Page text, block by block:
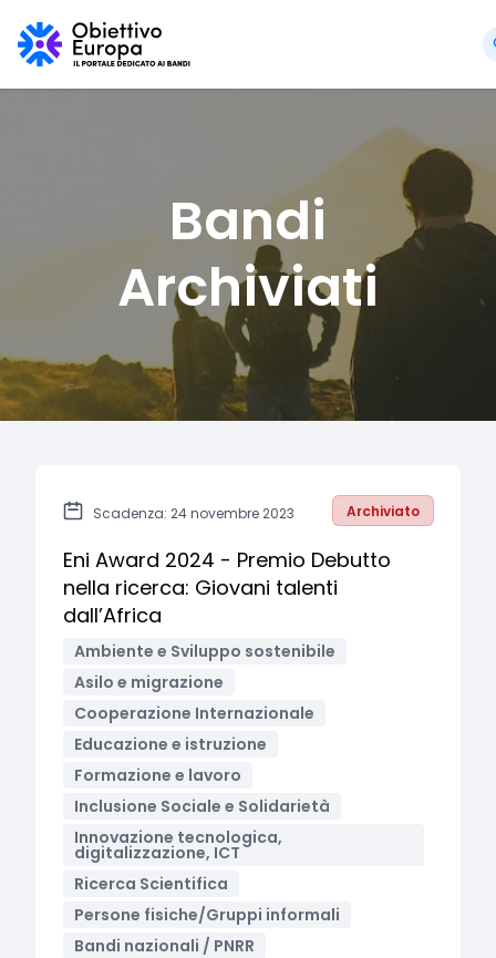
Bandi
Archiviati
Scadenza: 24 novembre 2023 Archiviato
Eni Award 2024 - Premio Debutto
nella ricerca: Giovani talenti
dall’Africa
Ambiente e Sviluppo sostenibile
Asilo e migrazione
Cooperazione Internazionale
Educazione e istruzione
Formazione e lavoro
Inclusione Sociale e Solidarietà
Innovazione tecnologica,
digitalizzazione, ICT
Ricerca Scientifica
Persone fisiche/Gruppi informali
Bandi nazionali / PNRR